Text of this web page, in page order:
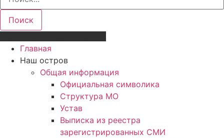
Поиск
Главная
Наш остров
Общая информация
Официальная символика
Структура МО
Устав
Выписка из реестра
зарегистрированных СМИ